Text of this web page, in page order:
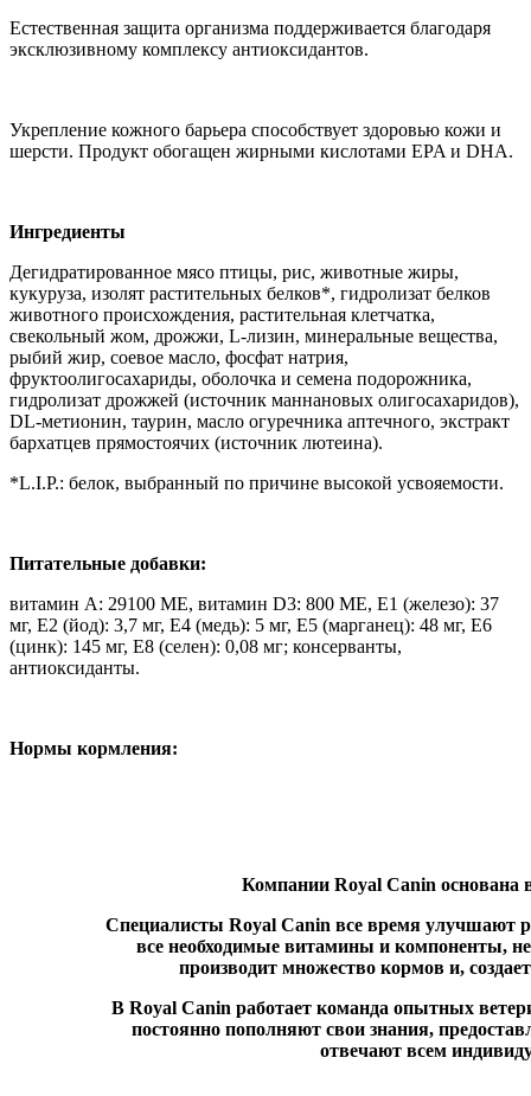
Естественная защита организма поддерживается благодаря
эксклюзивному комплексу антиоксидантов.
Укрепление кожного барьера способствует здоровью кожи и
шерсти. Продукт обогащен жирными кислотами EPA и DHA.
Ингредиенты
Дегидратированное мясо птицы, рис, животные жиры,
кукуруза, изолят растительных белков*, гидролизат белков
животного происхождения, растительная клетчатка,
свекольный жом, дрожжи, L-лизин, минеральные вещества,
рыбий жир, соевое масло, фосфат натрия,
фруктоолигосахариды, оболочка и семена подорожника,
гидролизат дрожжей (источник мaннановых олигосахаридов),
DL-метионин, таурин, масло огуречника аптечного, экстракт
бархатцев прямостоячих (источник лютеина).
*L.I.P.: белок, выбранный по причине высокой усвояемости.
Питательные добавки:
витамин A: 29100 МЕ, витамин D3: 800 МЕ, E1 (железо): 37
мг, E2 (йод): 3,7 мг, E4 (медь): 5 мг, E5 (марганец): 48 мг, E6
(цинк): 145 мг, E8 (селен): 0,08 мг; консерванты,
антиоксиданты.
Нормы кормления:
Компании Royal Canin основана
Специалисты Royal Canin все время улучшают
все необходимые витамины и компоненты,
производит множество кормов и,
В Royal Canin работает команда опытных
постоянно пополняют свои знания,
отвечают всем